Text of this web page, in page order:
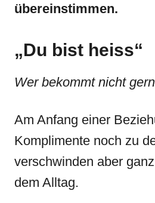
übereinstimmen.
„Du bist heiss“
Wer bekommt nicht
Am Anfang einer
Komplimente noch zu
verschwinden aber
dem Alltag.